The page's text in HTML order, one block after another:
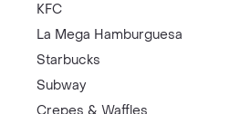
KFC
La Mega Hamburguesa
Starbucks
Subway